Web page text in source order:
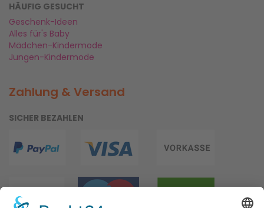
HÄUFIG GESUCHT
Geschenk-Ideen
Alles für's Baby
Mädchen-Kindermode
Jungen-Kindermode
Zahlung & Versand
SICHER BEZAHLEN